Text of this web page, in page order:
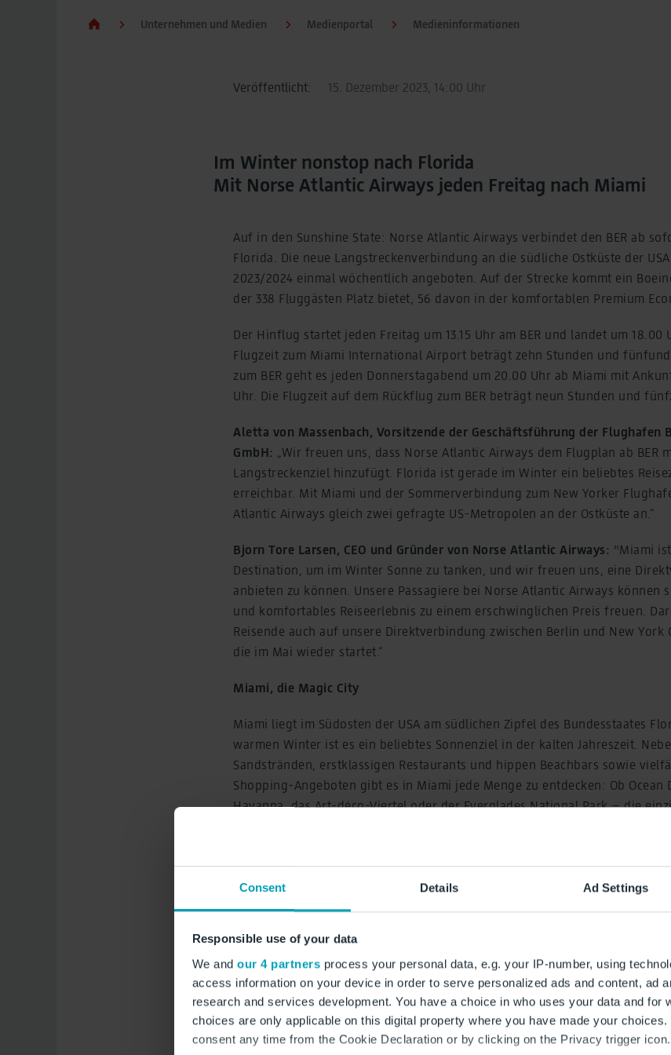
Consent Details Ad Settings
Responsible use of your data
We and our 4 partners process your personal data, e.g. your IP-number, using
access information on your device in order to serve personalized ads and content, ad
research and services development. You have a choice in who uses your data and for
choices are only applicable on this digital property where you have made your
consent any time from the Cookie Declaration or by clicking on the Privacy trigger icon.
Unternehmen und Medien Medienportal Medieninformationen
Veröffentlicht: 15. Dezember 2023, 14:00 Uhr
Im Winter nonstop nach Florida
Mit Norse Atlantic Airways jeden Freitag nach Miami
Auf in den Sunshine State: Norse Atlantic Airways verbindet den BER ab
Florida. Die neue Langstreckenverbindung an die südliche Ostküste der
2023/2024 einmal wöchentlich angeboten. Auf der Strecke kommt ein
der 338 Fluggästen Platz bietet, 56 davon in der komfortablen Premium
Der Hinflug startet jeden Freitag um 13.15 Uhr am BER und landet um 18.00
Flugzeit zum Miami International Airport beträgt zehn Stunden und
zum BER geht es jeden Donnerstagabend um 20.00 Uhr ab Miami mit
Uhr. Die Flugzeit auf dem Rückflug zum BER beträgt neun Stunden und
Aletta von Massenbach, Vorsitzende der Geschäftsführung der Flughafen
GmbH: „Wir freuen uns, dass Norse Atlantic Airways dem Flugplan ab BER
Langstreckenziel hinzufügt. Florida ist gerade im Winter ein beliebtes
erreichbar. Mit Miami und der Sommerverbindung zum New Yorker
Atlantic Airways gleich zwei gefragte US-Metropolen an der Ostküste an.“
Bjorn Tore Larsen, CEO und Gründer von Norse Atlantic Airways: "Miami
Destination, um im Winter Sonne zu tanken, und wir freuen uns, eine
anbieten zu können. Unsere Passagiere bei Norse Atlantic Airways können
und komfortables Reiseerlebnis zu einem erschwinglichen Preis freuen.
Reisende auch auf unsere Direktverbindung zwischen Berlin und New York
die im Mai wieder startet.“
Miami, die Magic City
Miami liegt im Südosten der USA am südlichen Zipfel des Bundesstaates
warmen Winter ist es ein beliebtes Sonnenziel in der kalten Jahreszeit.
Sandstränden, erstklassigen Restaurants und hippen Beachbars sowie
Shopping-Angeboten gibt es in Miami jede Menge zu entdecken: Ob Ocean
Havanna, das Art-déco-Viertel oder der Everglades National Park – die
karibischem Flair, Glamour, Natur und US-amerikanischen Vibes macht die